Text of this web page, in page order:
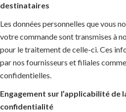
destinataires
Les données personnelles que vous
votre commande sont transmises à
pour le traitement de celle-ci. Ces
par nos fournisseurs et filiales
confidentielles.
Engagement sur l’applicabilité de
confidentialité